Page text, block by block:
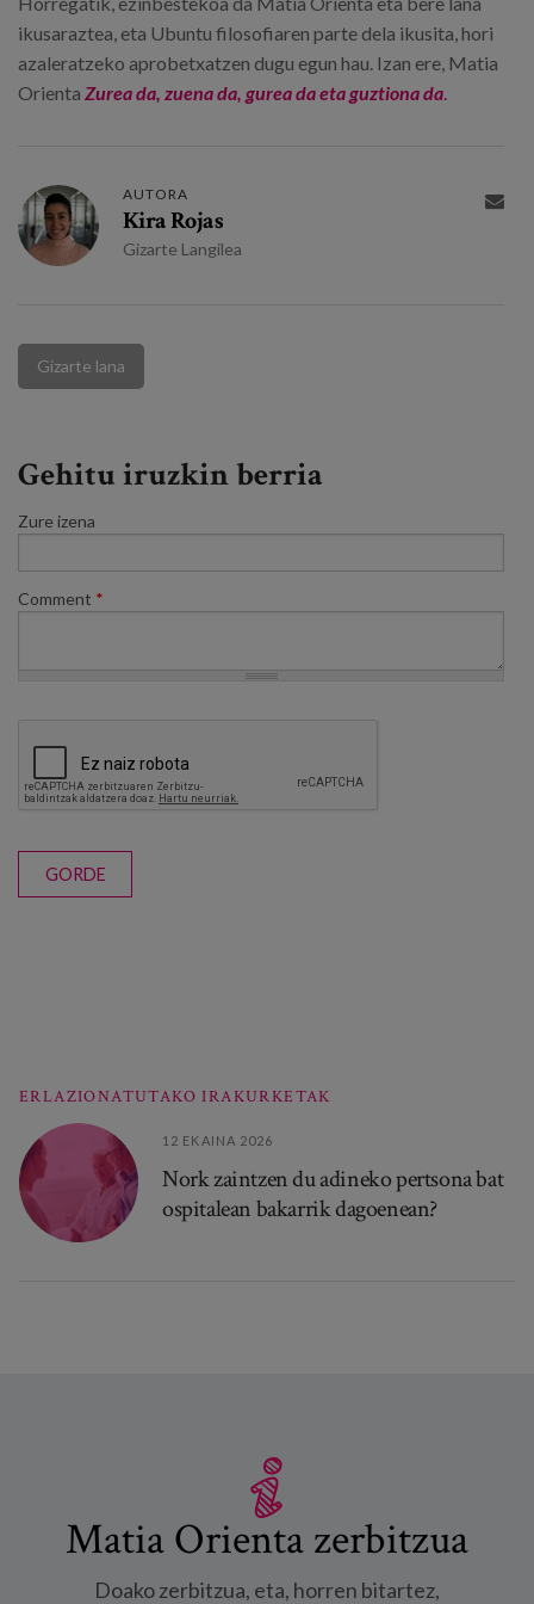
ikusaraztea, eta Ubuntu filosofiaren parte dela ikusita, hori
azaleratzeko aprobetxatzen dugu egun hau. Izan ere, Matia
Orienta Zurea da, zuena da, gurea da eta guztiona da.
AUTORA
Kira Rojas
Gizarte Langilea

Gizarte lana
Gehitu iruzkin berria
Zure izena
Comment *
GORDE
ERLAZIONATUTAKO IRAKURKETAK
12 EKAINA 2026
Nork zaintzen du adineko pertsona bat
ospitalean bakarrik dagoenean?
Matia Orienta zerbitzua
Doako zerbitzua, eta, horren bitartez,